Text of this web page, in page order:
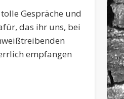
Gespräche und
das ihr uns, bei
empfangen